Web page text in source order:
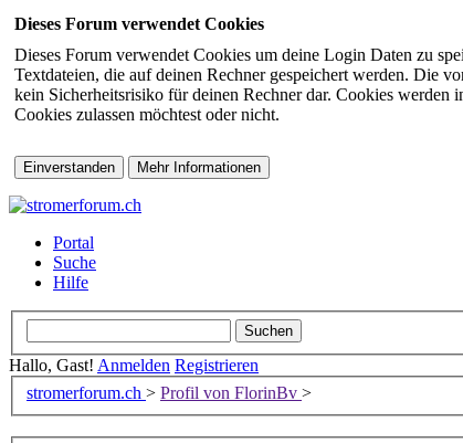
Dieses Forum verwendet Cookies
Dieses Forum verwendet Cookies um deine Login Daten zu
Textdateien, die auf deinen Rechner gespeichert werden. Die
kein Sicherheitsrisiko für deinen Rechner dar. Cookies werden
Cookies zulassen möchtest oder nicht.
Portal
Suche
Hilfe
Hallo, Gast! Anmelden Registrieren
stromerforum.ch > Profil von FlorinBv >